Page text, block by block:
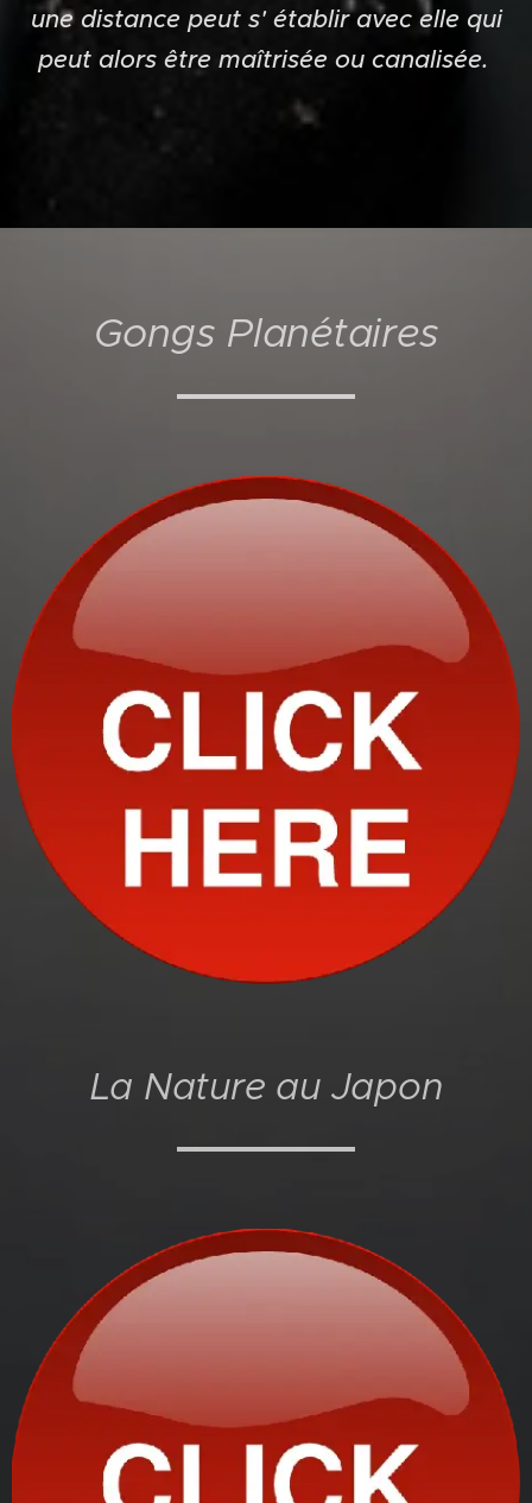
une distance peut s' établir avec elle qui
peut alors être maîtrisée ou canalisée.
Gongs Planétaires
La Nature au Japon